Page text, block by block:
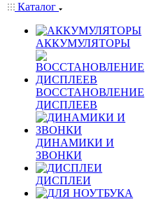
Каталог
АККУМУЛЯТОРЫ
ВОССТАНОВЛЕНИЕ
ДИСПЛЕЕВ
ДИНАМИКИ И
ЗВОНКИ
ДИСПЛЕИ